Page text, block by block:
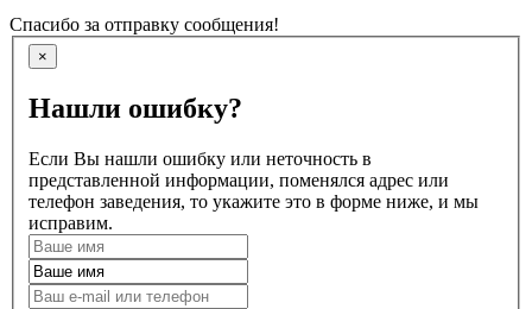
Спасибо за отправку сообщения!
×
Нашли ошибку?
Если Вы нашли ошибку или неточность в
представленной информации, поменялся адрес или
телефон заведения, то укажите это в форме ниже, и мы
исправим.